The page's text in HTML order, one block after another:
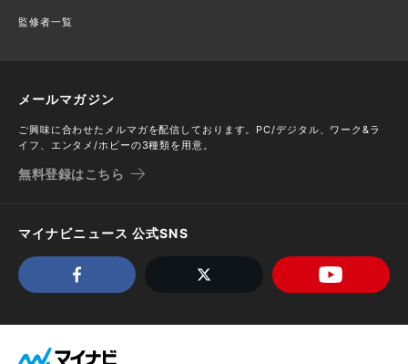
監修者一覧
メールマガジン
ご興味に合わせたメルマガを配信しております。PC/デジタル、ワーク&ラ
イフ、エンタメ/ホビーの3種類を用意。
無料登録はこちら
マイナビニュース 公式SNS